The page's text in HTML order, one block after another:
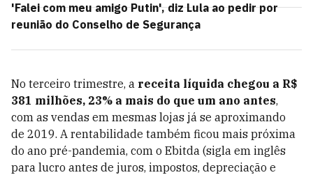
'Falei com meu amigo Putin', diz Lula ao pedir por
reunião do Conselho de Segurança
No terceiro trimestre, a receita líquida chegou a R$
381 milhões, 23% a mais do que um ano antes,
com as vendas em mesmas lojas já se aproximando
de 2019. A rentabilidade também ficou mais próxima
do ano pré-pandemia, com o Ebitda (sigla em inglês
para lucro antes de juros, impostos, depreciação e